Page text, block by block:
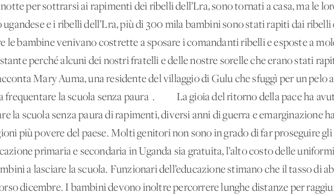
per sottrarsi ai rapimenti dei ribelli dell’Lra, sono tornati a casa, ma le
e i ribelli dell’Lra, più di 300 mila bambini sono stati rapiti dai
le bambine venivano costrette a sposare i comandanti ribelli e esposte a
perché alcuni dei nostri fratelli e delle nostre sorelle che erano stati
Mary Auma, una residente del villaggio di Gulu che sfuggì per un pelo
frequentare la scuola senza paura''. La gioia del ritorno della pace ha
la scuola senza paura di rapimenti, diversi anni di guerra e emarginazione
più povere del paese. Molti genitori non sono in grado di far proseguire
primaria e secondaria in Uganda sia gratuita, l’alto costo delle
a lasciare la scuola. Funzionari dell’educazione stimano che il tasso di
dicembre. I bambini devono inoltre percorrere lunghe distanze per